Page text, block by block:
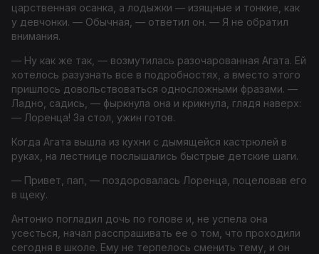
царственная осанка, а лодыжки — изящные и тонкие, как
у девчонки. — Обычная, — ответил он. — Я не обратил
внимания.
— Ну как же так, — возмутилась разочарованная Агата. Ей
хотелось разузнать все в подробностях, а вместо этого
пришлось довольствоваться односложными фразами. —
Ладно, садись, — фыркнула она и крикнула, глядя наверх:
— Лоренца! За стол, ужин готов.
Когда Агата вышла из кухни с дымящейся кастрюлей в
руках, на лестнице послышались быстрые детские шаги.
— Привет, пап, — поздоровалась Лоренца, поцеловав его
в щеку.
Антонио погладил дочь по голове и, не успела она
усесться, начал расспрашивать ее о том, что проходили
сегодня в школе. Ему не терпелось сменить тему, и он